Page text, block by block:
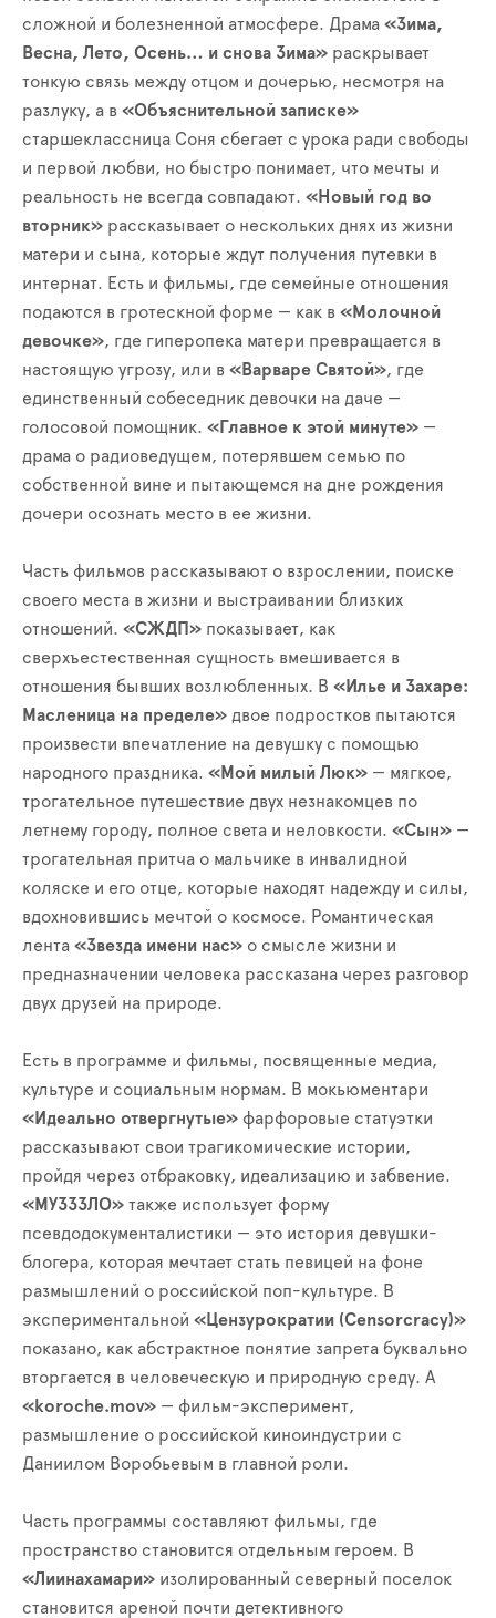
сложной и болезненной атмосфере. Драма «Зима,
Весна, Лето, Осень… и снова Зима» раскрывает
тонкую связь между отцом и дочерью, несмотря на
разлуку, а в «Объяснительной записке»
старшеклассница Соня сбегает с урока ради свободы
и первой любви, но быстро понимает, что мечты и
реальность не всегда совпадают. «Новый год во
вторник» рассказывает о нескольких днях из жизни
матери и сына, которые ждут получения путевки в
интернат. Есть и фильмы, где семейные отношения
подаются в гротескной форме — как в «Молочной
девочке», где гиперопека матери превращается в
настоящую угрозу, или в «Варваре Святой», где
единственный собеседник девочки на даче —
голосовой помощник. «Главное к этой минуте» —
драма о радиоведущем, потерявшем семью по
собственной вине и пытающемся на дне рождения
дочери осознать место в ее жизни.
Часть фильмов рассказывают о взрослении, поиске
своего места в жизни и выстраивании близких
отношений. «СЖДП» показывает, как
сверхъестественная сущность вмешивается в
отношения бывших возлюбленных. В «Илье и Захаре:
Масленица на пределе» двое подростков пытаются
произвести впечатление на девушку с помощью
народного праздника. «Мой милый Люк» — мягкое,
трогательное путешествие двух незнакомцев по
летнему городу, полное света и неловкости. «Сын» —
трогательная притча о мальчике в инвалидной
коляске и его отце, которые находят надежду и силы,
вдохновившись мечтой о космосе. Романтическая
лента «Звезда имени нас» о смысле жизни и
предназначении человека рассказана через разговор
двух друзей на природе.
Есть в программе и фильмы, посвященные медиа,
культуре и социальным нормам. В мокьюментари
«Идеально отвергнутые» фарфоровые статуэтки
рассказывают свои трагикомические истории,
пройдя через отбраковку, идеализацию и забвение.
«МУЗЗЗЛО» также использует форму
псевдодокументалистики — это история девушки-
блогера, которая мечтает стать певицей на фоне
размышлений о российской поп-культуре. В
экспериментальной «Цензурократии (Censorcracy)»
показано, как абстрактное понятие запрета буквально
вторгается в человеческую и природную среду. А
«koroche.mov» — фильм-эксперимент,
размышление о российской киноиндустрии с
Даниилом Воробьевым в главной роли.
Часть программы составляют фильмы, где
пространство становится отдельным героем. В
«Лиинахамари» изолированный северный поселок
становится ареной почти детективного